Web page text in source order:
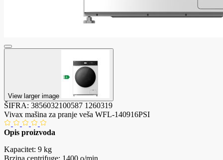
View larger image
ŠIFRA: 3856032100587 1260319
Vivax mašina za pranje veša WFL-140916PSI
Opis proizvoda
Kapacitet: 9 kg
Brzina centrifuge: 1400 o/min